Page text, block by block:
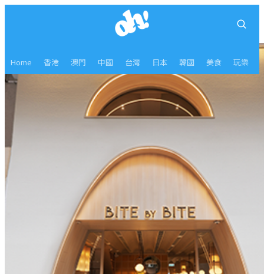
Home 香港 澳門 中國 台灣 日本 韓國 美食 玩樂